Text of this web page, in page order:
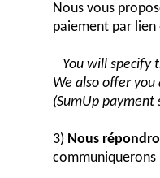
Nous vous
paiement par
You will specify
We also offer you
(SumUp payment
3) Nous
communiquerons